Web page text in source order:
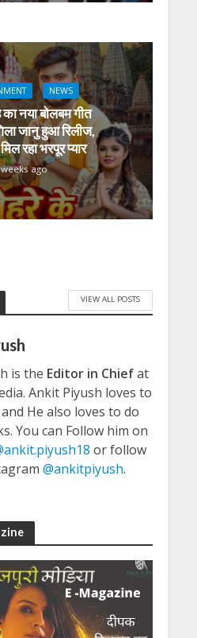
NEWS
का नया बोलबम गीत
जानु हुआ रिलीज,
रहा भरपूर प्यार
ago
VIEW ALL POSTS
is the Editor in Chiefat
Ankit Piyush loves to
He also loves to do
You can Follow him on
or follow
@ankitpiyush.